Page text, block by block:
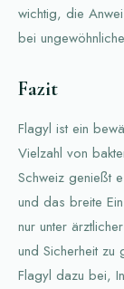
wichtig, die
bei
Fazit
Flagyl ist ein
Vielzahl von
Schweiz genießt
und das breite
nur unter
und Sicherheit zu
Flagyl dazu bei,